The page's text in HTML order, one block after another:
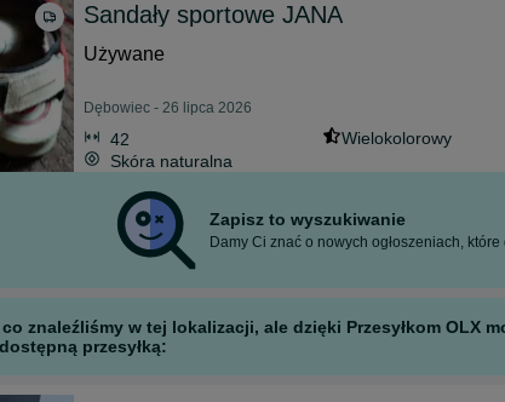
Sandały sportowe JANA
Używane
Dębowiec - 26 lipca 2026
42
Wielokolorowy
Skóra naturalna
Zapisz to wyszukiwanie
Damy Ci znać o nowych ogłoszeniach,
znaleźliśmy w tej lokalizacji, ale dzięki Przesyłkom OLX
przesyłką: